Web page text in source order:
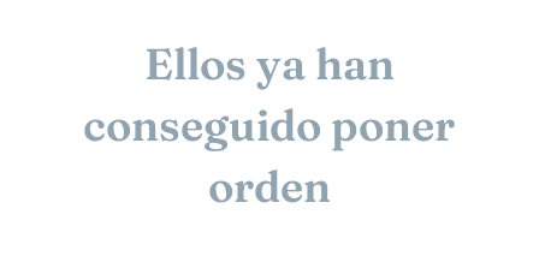
Ellos ya han
conseguido poner
orden